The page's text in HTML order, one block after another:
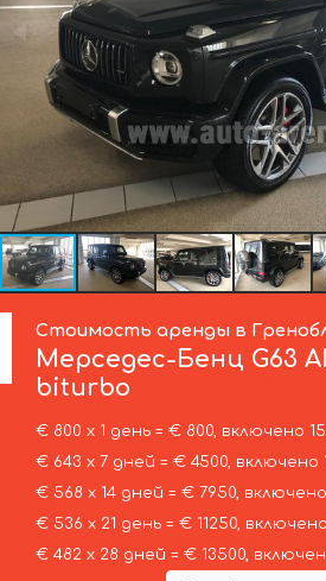
Стоимость аренды в
Мерседес-Бенц G63
biturbo
€ 800 х 1 день = € 800, включено
€ 643 х 7 дней = € 4500, включено
€ 568 х 14 дней = € 7950,
€ 536 х 21 день = € 11250,
€ 482 х 28 дней = € 13500,